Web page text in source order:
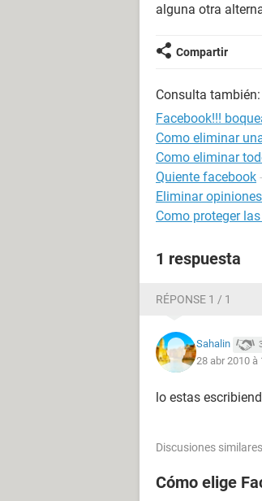
alguna otra
Compartir
Consulta también:
Facebook!!!
Como eliminar
Como eliminar
Quiente facebook
Eliminar
Como proteger
1 respuesta
RÉPONSE 1 / 1
Sahalin
28 abr 2010 à
lo estas
Discusiones similares
Cómo elige